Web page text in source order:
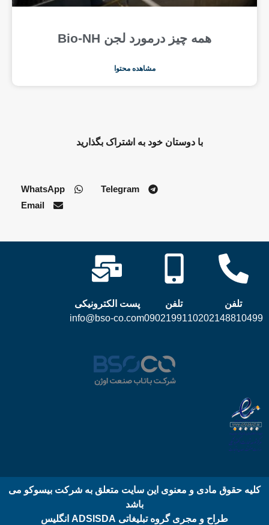
همه چیز درمورد لجن Bio-NH
مشاهده محتوا
با دوستان خود به اشتراک بگذارید
Telegram
WhatsApp
Email
تلفن
02148810499
تلفن
09021991102
پست الکترونیکی
info@bso-co.com
کلیه حقوق مادی و معنوی این سایت متعلق به شرکت بیسوکو می
باشد
طراح و مجری گروه تبلیغاتی ADSISDA انگلیس